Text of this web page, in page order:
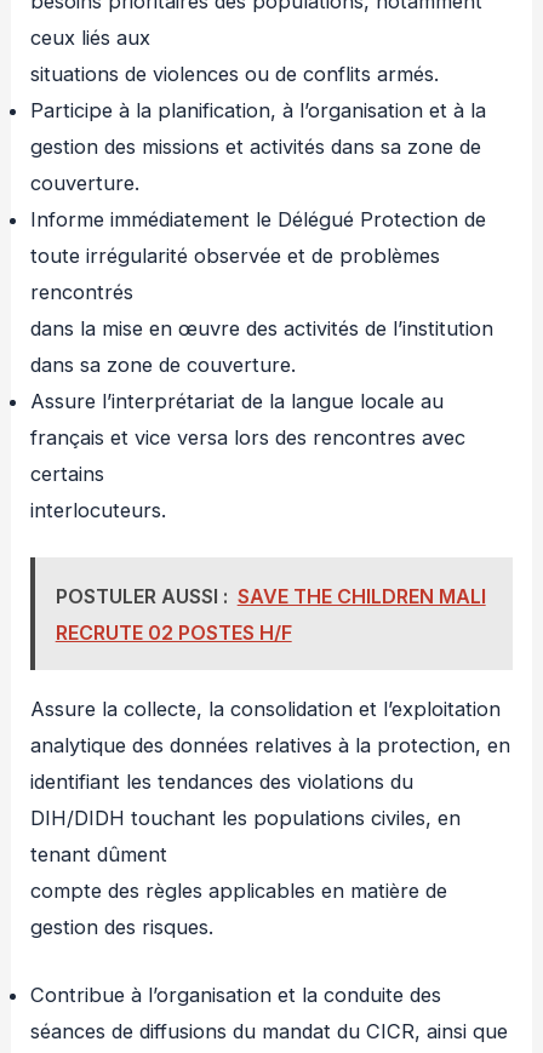
ceux liés aux
situations de violences ou de conflits armés.
Participe à la planification, à l’organisation et à la
gestion des missions et activités dans sa zone de
couverture.
Informe immédiatement le Délégué Protection de
toute irrégularité observée et de problèmes
rencontrés
dans la mise en œuvre des activités de l’institution
dans sa zone de couverture.
Assure l’interprétariat de la langue locale au
français et vice versa lors des rencontres avec
certains
interlocuteurs.
POSTULER AUSSI : SAVE THE CHILDREN MALI
RECRUTE 02 POSTES H/F
Assure la collecte, la consolidation et l’exploitation
analytique des données relatives à la protection, en
identifiant les tendances des violations du
DIH/DIDH touchant les populations civiles, en
tenant dûment
compte des règles applicables en matière de
gestion des risques.
Contribue à l’organisation et la conduite des
séances de diffusions du mandat du CICR, ainsi que